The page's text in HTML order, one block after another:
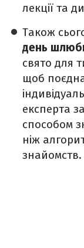
лекції та
Також
день
свято для
щоб
експерта
способом
ніж
знайомств.